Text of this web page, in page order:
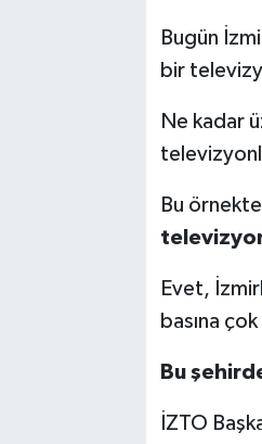
Bugün
bir
Ne kadar
Bu
Evet,
basına
Bu
İZTO